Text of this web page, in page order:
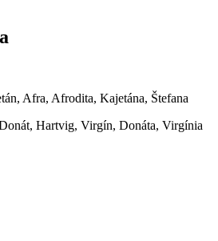
Afra, Afrodita, Kajetána, Štefana
Hartvig, Virgín, Donáta, Virgínia